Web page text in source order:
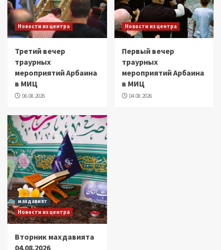
Новости из центра
Третий вечер
траурных
мероприятий Арбаина
в МИЦ
06.08.2026
Новости из центра
Первый вечер
траурных
мероприятий Арбаина
в МИЦ
04.08.2026
махдавият
Новости из центра
Вторник махдавията
04.08.2026